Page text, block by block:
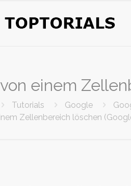
einem
Tutorials Google
Zellenbereich löschen